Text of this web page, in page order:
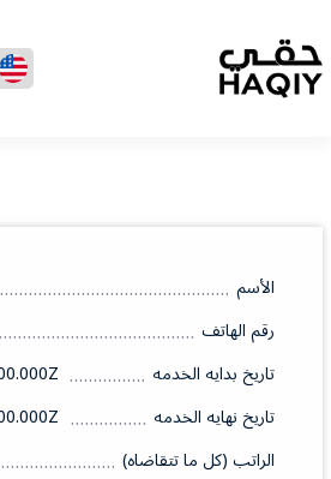
الأسم
رقم الهاتف
تاريخ بدايه الخدمه
تاريخ نهايه الخدمه
الراتب (كل ما تتقاضاه)